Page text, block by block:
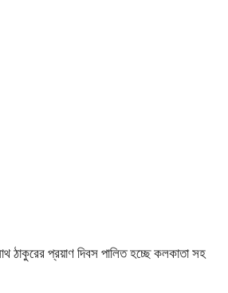
ঠাকুরের প্রয়াণ দিবস পালিত হচ্ছে কলকাতা সহ